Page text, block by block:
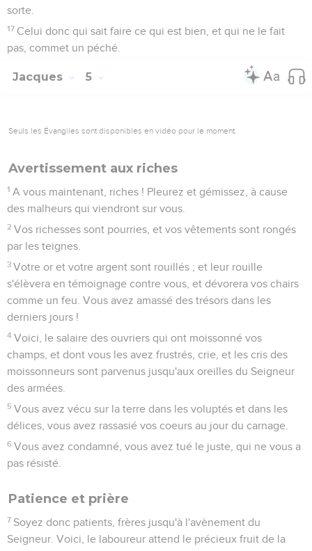
sorte.
17 Celui donc qui sait faire ce qui est bien, et qui ne le fait
pas, commet un péché.
Jacques 5
Seuls les Évangiles sont disponibles en vidéo pour le moment.
Avertissement aux riches
1 A vous maintenant, riches ! Pleurez et gémissez, à cause
des malheurs qui viendront sur vous.
2 Vos richesses sont pourries, et vos vêtements sont rongés
par les teignes.
3 Votre or et votre argent sont rouillés ; et leur rouille
s'élèvera en témoignage contre vous, et dévorera vos chairs
comme un feu. Vous avez amassé des trésors dans les
derniers jours !
4 Voici, le salaire des ouvriers qui ont moissonné vos
champs, et dont vous les avez frustrés, crie, et les cris des
moissonneurs sont parvenus jusqu'aux oreilles du Seigneur
des armées.
5 Vous avez vécu sur la terre dans les voluptés et dans les
délices, vous avez rassasié vos coeurs au jour du carnage.
6 Vous avez condamné, vous avez tué le juste, qui ne vous a
pas résisté.
Patience et prière
7 Soyez donc patients, frères jusqu'à l'avènement du
Seigneur. Voici, le laboureur attend le précieux fruit de la